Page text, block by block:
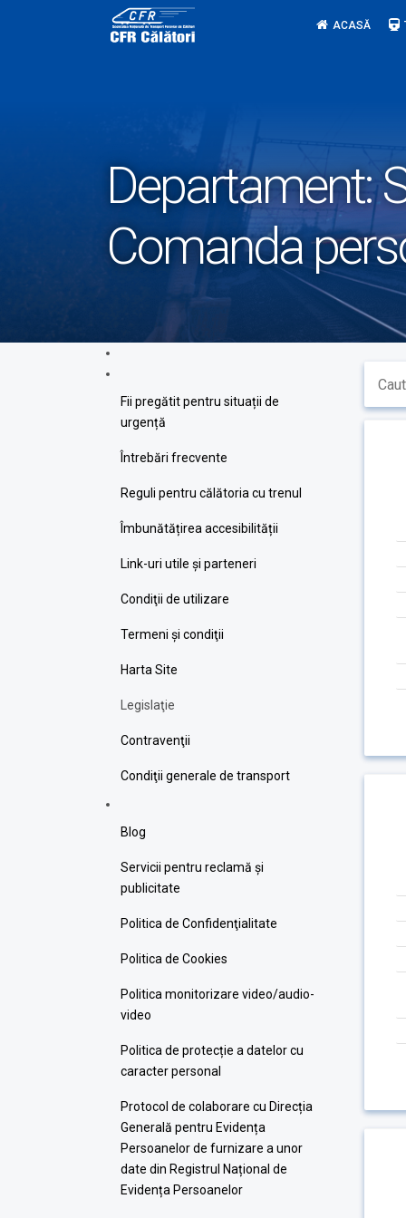
ACASĂ
Departament:
Comanda
Fii pregătit pentru situații de
urgență
Întrebări frecvente
Reguli pentru călătoria cu trenul
Îmbunătățirea accesibilității
Link-uri utile şi parteneri
Condiţii de utilizare
Termeni şi condiţii
Harta Site
Legislaţie
Contravenţii
Condiţii generale de transport
Blog
Servicii pentru reclamă și
publicitate
Politica de Confidenţialitate
Politica de Cookies
Politica monitorizare video/audio-
video
Politica de protecție a datelor cu
caracter personal
Protocol de colaborare cu Direcția
Generală pentru Evidența
Persoanelor de furnizare a unor
date din Registrul Național de
Evidența Persoanelor